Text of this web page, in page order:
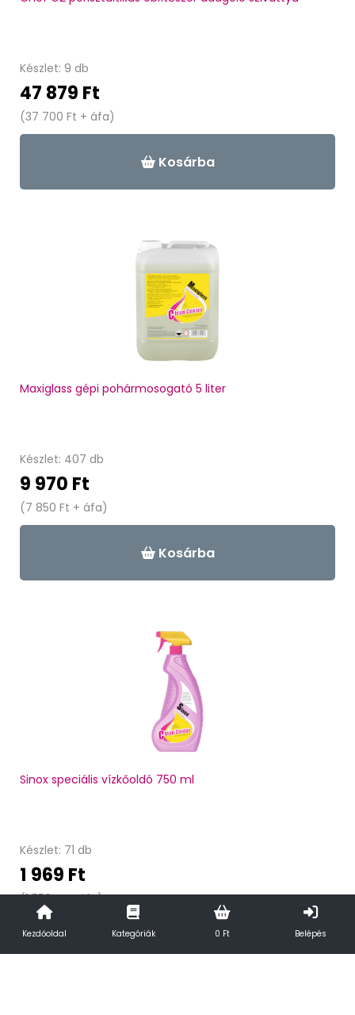
Készlet: 9 db
47 879 Ft
(37 700 Ft + áfa)
Kosárba
Maxiglass gépi pohármosogató 5 liter
Készlet: 407 db
9 970 Ft
(7 850 Ft + áfa)
Kosárba
Sinox speciális vízkőoldó 750 ml
Készlet: 71 db
1 969 Ft
(1 550 Ft + áfa)
Kezdőoldal Kategóriák 0 Ft Belépés